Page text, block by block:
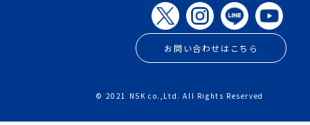
お問い合わせはこちら
© 2021 NSK co.,Ltd. All Rights Reserved